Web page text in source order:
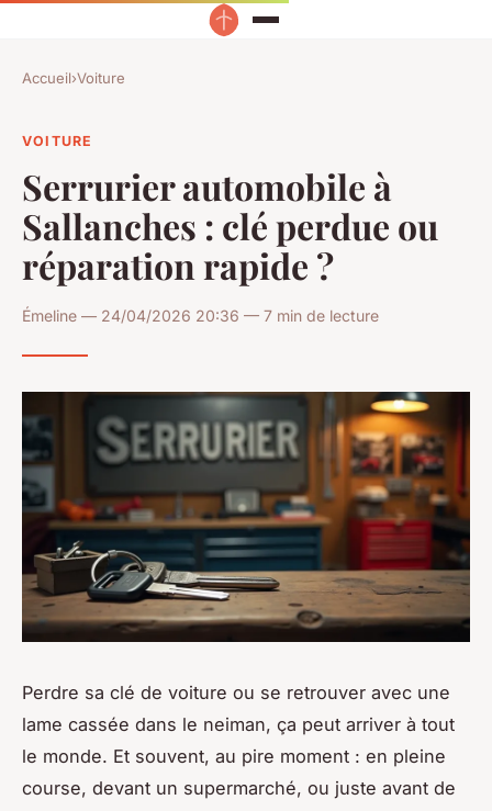
Accueil›Voiture
VOITURE
Serrurier automobile à
Sallanches : clé perdue ou
réparation rapide ?
Émeline — 24/04/2026 20:36 — 7 min de lecture
Perdre sa clé de voiture ou se retrouver avec une
lame cassée dans le neiman, ça peut arriver à tout
le monde. Et souvent, au pire moment : en pleine
course, devant un supermarché, ou juste avant de